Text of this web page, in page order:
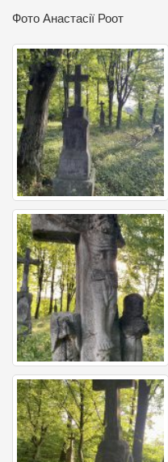
Фото Анастасії Роот